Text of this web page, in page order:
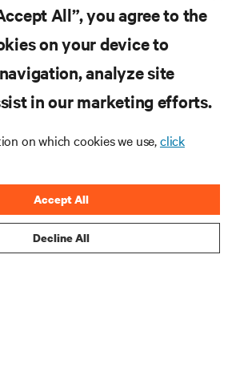
SE AGORA
All”, you agree to the
on your device to
analyze site
in our marketing efforts.
on which cookies we use,click
Decline All
Accept All